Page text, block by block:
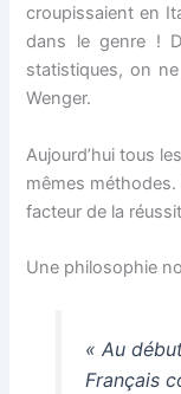
croupissaient en
dans le genre !
statistiques, on
Wenger.
Aujourd’hui tous
mêmes
facteur de la
Une philosophie
« Au
Français